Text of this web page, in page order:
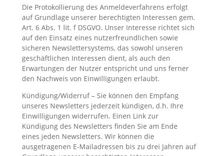
Die Protokollierung des Anmeldeverfahrens erfolgt
auf Grundlage unserer berechtigten Interessen gem.
Art. 6 Abs. 1 lit. f DSGVO. Unser Interesse richtet sich
auf den Einsatz eines nutzerfreundlichen sowie
sicheren Newslettersystems, das sowohl unseren
geschäftlichen Interessen dient, als auch den
Erwartungen der Nutzer entspricht und uns ferner
den Nachweis von Einwilligungen erlaubt.
Kündigung/Widerruf – Sie können den Empfang
unseres Newsletters jederzeit kündigen, d.h. Ihre
Einwilligungen widerrufen. Einen Link zur
Kündigung des Newsletters finden Sie am Ende
eines jeden Newsletters. Wir können die
ausgetragenen E-Mailadressen bis zu drei Jahren auf